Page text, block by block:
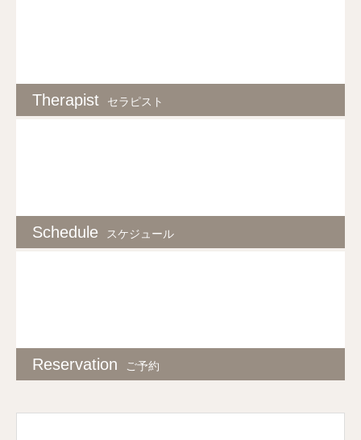
Therapist セラピスト
Schedule スケジュール
Reservation ご予約